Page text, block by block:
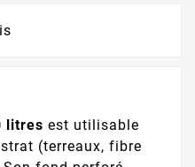
litres est utilisable
(terreaux, fibre